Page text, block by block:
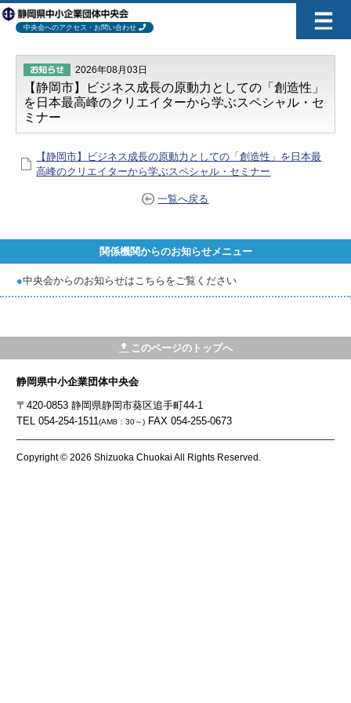
中央会へのアクセス・お問い合わせ
2026年08月03日
【静岡市】ビジネス成長の原動力としての「創造性」
を日本最高峰のクリエイターから学ぶスペシャル・セ
ミナー
【静岡市】ビジネス成長の原動力としての「創造性」を日本最
高峰のクリエイターから学ぶスペシャル・セミナー
一覧へ戻る
関係機関からのお知らせメニュー
●中央会からのお知らせはこちらをご覧ください
このページのトップへ
静岡県中小企業団体中央会
〒420-0853 静岡県静岡市葵区追手町44-1
TEL 054-254-1511(AM8：30～) FAX 054-255-0673
Copyright © 2026 Shizuoka Chuokai All Rights Reserved.